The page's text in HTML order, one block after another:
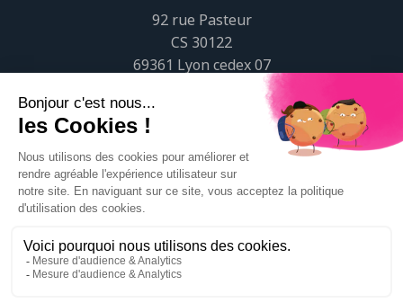
92 rue Pasteur
CS 30122
69361 Lyon cedex 07
popsciences@universite-lyon.fr
Tél.+33 (0)4 37 37 82 01
https://www.youtube.com/embed/Qm-prNOXepo